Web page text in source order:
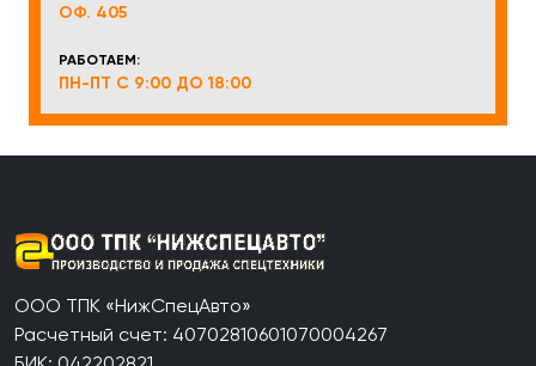
ОФ. 405
РАБОТАЕМ:
ПН-ПТ С 9:00 ДО 18:00
ООО ТПК «НижСпецАвто»
Расчетный счет: 40702810601070004267